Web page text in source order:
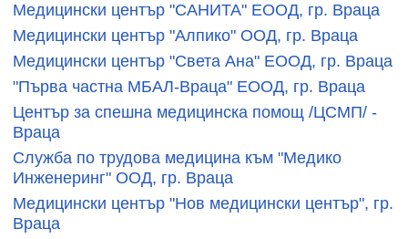
Медицински център "САНИТА" ЕООД, гр. Враца
Медицински център "Алпико" ООД, гр. Враца
Медицински център "Света Ана" ЕООД, гр. Враца
"Първа частна МБАЛ-Враца" ЕООД, гр. Враца
Център за спешна медицинска помощ /ЦСМП/ -
Враца
Служба по трудова медицина към "Медико
Инженеринг" ООД, гр. Враца
Медицински център "Нов медицински център", гр.
Враца